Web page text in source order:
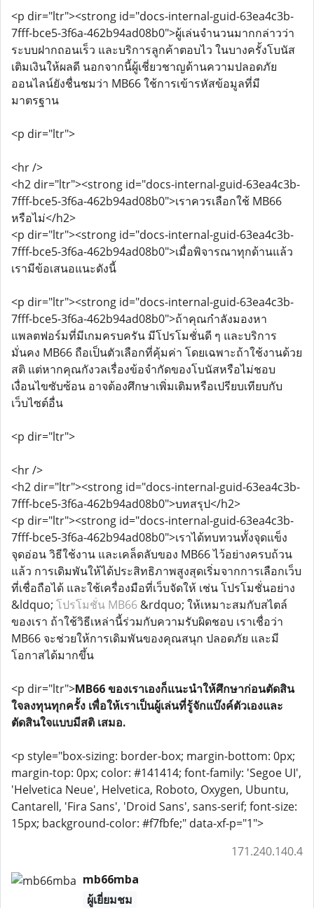
<p dir="ltr"><strong id="docs-internal-guid-63ea4c3b-
7fff-bce5-3f6a-462b94ad08b0">ผู้เล่นจำนวนมากกล่าวว่า
ระบบฝากถอนเร็ว และบริการลูกค้าตอบไว ในบางครั้งโบนัส
เติมเงินให้ผลดี นอกจากนี้ผู้เชี่ยวชาญด้านความปลอดภัย
ออนไลน์ยังชื่นชมว่า MB66 ใช้การเข้ารหัสข้อมูลที่มี
มาตรฐาน
<p dir="ltr">
<hr />
<h2 dir="ltr"><strong id="docs-internal-guid-63ea4c3b-
7fff-bce5-3f6a-462b94ad08b0">เราควรเลือกใช้ MB66
หรือไม่</h2>
<p dir="ltr"><strong id="docs-internal-guid-63ea4c3b-
7fff-bce5-3f6a-462b94ad08b0">เมื่อพิจารณาทุกด้านแล้ว
เรามีข้อเสนอแนะดังนี้
<p dir="ltr"><strong id="docs-internal-guid-63ea4c3b-
7fff-bce5-3f6a-462b94ad08b0">ถ้าคุณกำลังมองหา
แพลตฟอร์มที่มีเกมครบครัน มีโปรโมชั่นดี ๆ และบริการ
มั่นคง MB66 ถือเป็นตัวเลือกที่คุ้มค่า โดยเฉพาะถ้าใช้งานด้วย
สติ แต่หากคุณกังวลเรื่องข้อจำกัดของโบนัสหรือไม่ชอบ
เงื่อนไขซับซ้อน อาจต้องศึกษาเพิ่มเติมหรือเปรียบเทียบกับ
เว็บไซต์อื่น
<p dir="ltr">
<hr />
<h2 dir="ltr"><strong id="docs-internal-guid-63ea4c3b-
7fff-bce5-3f6a-462b94ad08b0">บทสรุป</h2>
<p dir="ltr"><strong id="docs-internal-guid-63ea4c3b-
7fff-bce5-3f6a-462b94ad08b0">เราได้ทบทวนทั้งจุดแข็ง
จุดอ่อน วิธีใช้งาน และเคล็ดลับของ MB66 ไว้อย่างครบถ้วน
แล้ว การเดิมพันให้ได้ประสิทธิภาพสูงสุดเริ่มจากการเลือกเว็บ
ที่เชื่อถือได้ และใช้เครื่องมือที่เว็บจัดให้ เช่น โปรโมชั่นอย่าง
&ldquo; โปรโมชั่น MB66 &rdquo; ให้เหมาะสมกับสไตล์
ของเรา ถ้าใช้วิธีเหล่านี้ร่วมกับความรับผิดชอบ เราเชื่อว่า
MB66 จะช่วยให้การเดิมพันของคุณสนุก ปลอดภัย และมี
โอกาสได้มากขึ้น
<p dir="ltr">MB66 ของเราเองก็แนะนำให้ศึกษาก่อนตัดสิน
ใจลงทุนทุกครั้ง เพื่อให้เราเป็นผู้เล่นที่รู้จักแบ๊งค์ตัวเองและ
ตัดสินใจแบบมีสติ เสมอ.
<p style="box-sizing: border-box; margin-bottom: 0px;
margin-top: 0px; color: #141414; font-family: 'Segoe UI',
'Helvetica Neue', Helvetica, Roboto, Oxygen, Ubuntu,
Cantarell, 'Fira Sans', 'Droid Sans', sans-serif; font-size:
15px; background-color: #f7fbfe;" data-xf-p="1">
171.240.140.4
mb66mba
ผู้เยี่ยมชม